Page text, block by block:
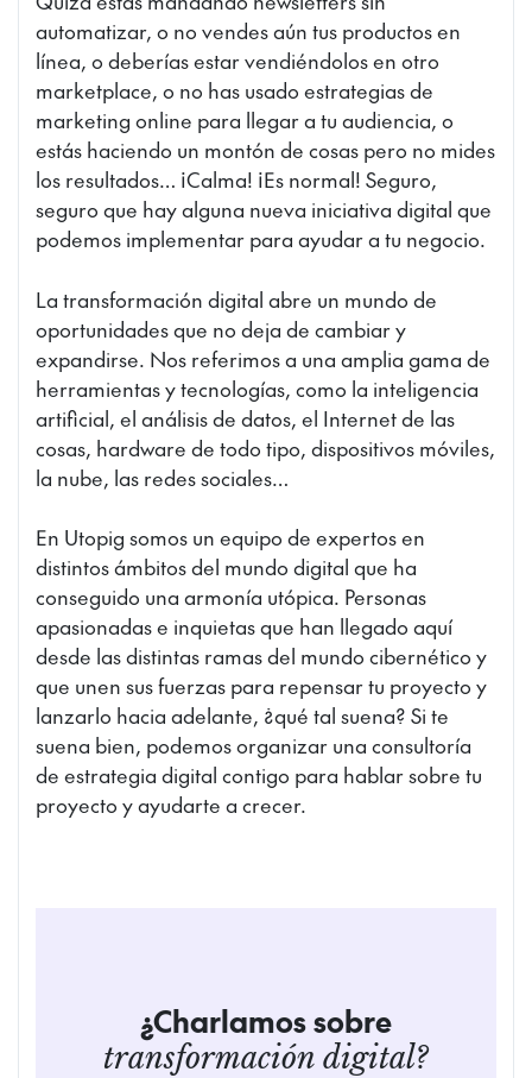
automatizar, o no vendes aún tus productos en
línea, o deberías estar vendiéndolos en otro
marketplace, o no has usado estrategias de
marketing online para llegar a tu audiencia, o
estás haciendo un montón de cosas pero no mides
los resultados… ¡Calma! ¡Es normal! Seguro,
seguro que hay alguna nueva iniciativa digital que
podemos implementar para ayudar a tu negocio.
La transformación digital abre un mundo de
oportunidades que no deja de cambiar y
expandirse. Nos referimos a una amplia gama de
herramientas y tecnologías, como la inteligencia
artificial, el análisis de datos, el Internet de las
cosas, hardware de todo tipo, dispositivos móviles,
la nube, las redes sociales…
En Utopig somos un equipo de expertos en
distintos ámbitos del mundo digital que ha
conseguido una armonía utópica. Personas
apasionadas e inquietas que han llegado aquí
desde las distintas ramas del mundo cibernético y
que unen sus fuerzas para repensar tu proyecto y
lanzarlo hacia adelante, ¿qué tal suena? Si te
suena bien, podemos organizar una consultoría
de estrategia digital contigo para hablar sobre tu
proyecto y ayudarte a crecer.
¿Charlamos sobre
transformación digital?